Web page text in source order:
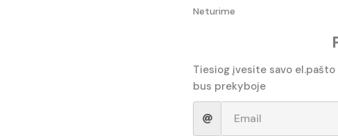
Neturime
Tiesiog įvesite savo
bus prekyboje